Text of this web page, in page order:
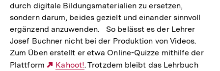
durch digitale Bildungsmaterialien zu ersetzen,
sondern darum, beides gezielt und einander sinnvoll
ergänzend anzuwenden. So belässt es der Lehrer
Josef Buchner nicht bei der Produktion von Videos.
Zum Üben erstellt er etwa Online-Quizze mithilfe der
Plattform
Externer
Kahoot!. Trotzdem bleibt das Lehrbuch